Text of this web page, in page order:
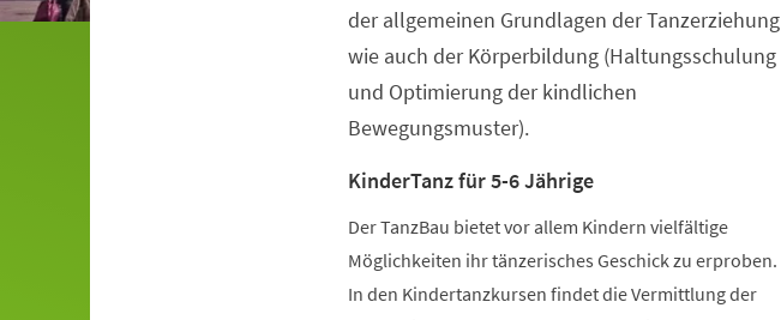
der allgemeinen Grundlagen der Tanzerziehung
wie auch der Körperbildung (Haltungsschulung
und Optimierung der kindlichen
Bewegungsmuster).
KinderTanz für 5-6 Jährige
Der TanzBau bietet vor allem Kindern vielfältige
Möglichkeiten ihr tänzerisches Geschick zu erproben.
In den Kindertanzkursen findet die Vermittlung der